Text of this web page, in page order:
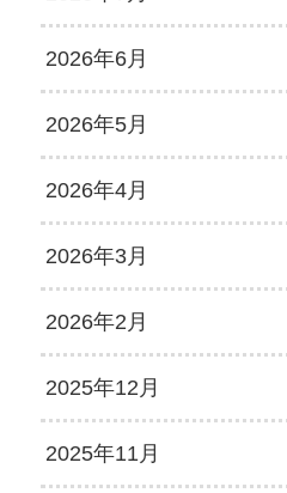
2026年6月
2026年5月
2026年4月
2026年3月
2026年2月
2025年12月
2025年11月